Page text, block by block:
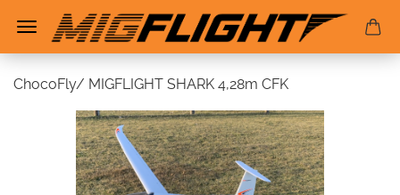
ChocoFly/ MIGFLIGHT SHARK 4,28m CFK